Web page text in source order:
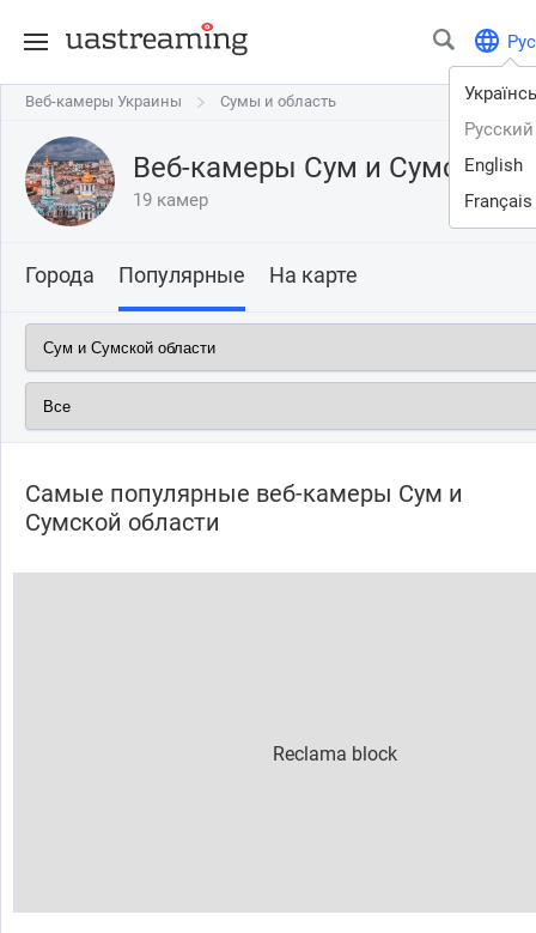
Рус
Русский
English
Français
Веб-камеры Украины Сумы и область
Веб-камеры Украины Сумы и область
Веб-камеры Сум и Сумской
19 камер
Города Популярные На карте
Самые популярные веб-камеры Сум и
Сумской области